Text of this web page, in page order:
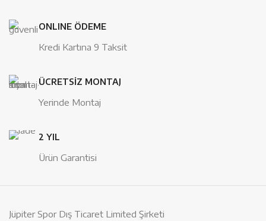
ONLINE ÖDEME
Kredi Kartına 9 Taksit
ÜCRETSİZ MONTAJ
Yerinde Montaj
2 YIL
Ürün Garantisi
Jüpiter Spor Dış Ticaret Limited Şirketi